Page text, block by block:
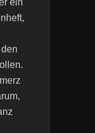
ein